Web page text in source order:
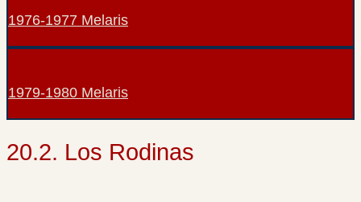
1976-1977 Melaris
1979-1980 Melaris
20.2. Los Rodinas